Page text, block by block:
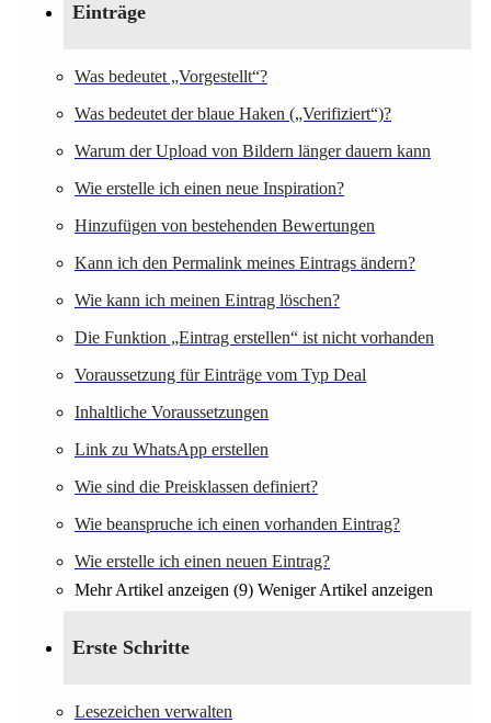
Einträge
Was bedeutet „Vorgestellt“?
Was bedeutet der blaue Haken („Verifiziert“)?
Warum der Upload von Bildern länger dauern kann
Wie erstelle ich einen neue Inspiration?
Hinzufügen von bestehenden Bewertungen
Kann ich den Permalink meines Eintrags ändern?
Wie kann ich meinen Eintrag löschen?
Die Funktion „Eintrag erstellen“ ist nicht vorhanden
Voraussetzung für Einträge vom Typ Deal
Inhaltliche Voraussetzungen
Link zu WhatsApp erstellen
Wie sind die Preisklassen definiert?
Wie beanspruche ich einen vorhanden Eintrag?
Wie erstelle ich einen neuen Eintrag?
Mehr Artikel anzeigen (9) Weniger Artikel anzeigen
Erste Schritte
Lesezeichen verwalten